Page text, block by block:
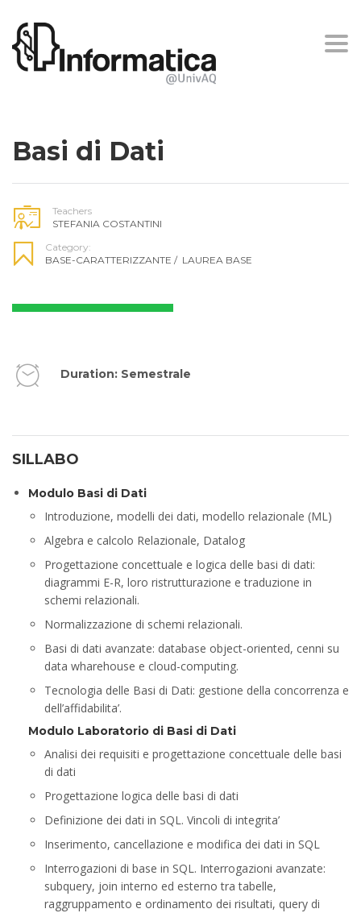
Basi di Dati
Teachers
STEFANIA COSTANTINI
Category:
BASE-CARATTERIZZANTE / LAUREA BASE
Duration: Semestrale
SILLABO
Modulo Basi di Dati
Introduzione, modelli dei dati, modello relazionale (ML)
Algebra e calcolo Relazionale, Datalog
Progettazione concettuale e logica delle basi di dati:
diagrammi E-R, loro ristrutturazione e traduzione in
schemi relazionali.
Normalizzazione di schemi relazionali.
Basi di dati avanzate: database object-oriented, cenni su
data wharehouse e cloud-computing.
Tecnologia delle Basi di Dati: gestione della concorrenza e
dell’affidabilita’.
Modulo Laboratorio di Basi di Dati
Analisi dei requisiti e progettazione concettuale delle basi
di dati
Progettazione logica delle basi di dati
Definizione dei dati in SQL. Vincoli di integrita’
Inserimento, cancellazione e modifica dei dati in SQL
Interrogazioni di base in SQL. Interrogazioni avanzate:
subquery, join interno ed esterno tra tabelle,
raggruppamento e ordinamento dei risultati, query di